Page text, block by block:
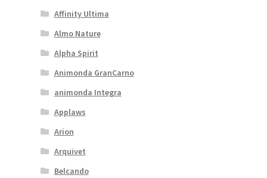
Affinity Ultima
Almo Nature
Alpha Spirit
Animonda GranCarno
animonda Integra
Applaws
Arion
Arquivet
Belcando